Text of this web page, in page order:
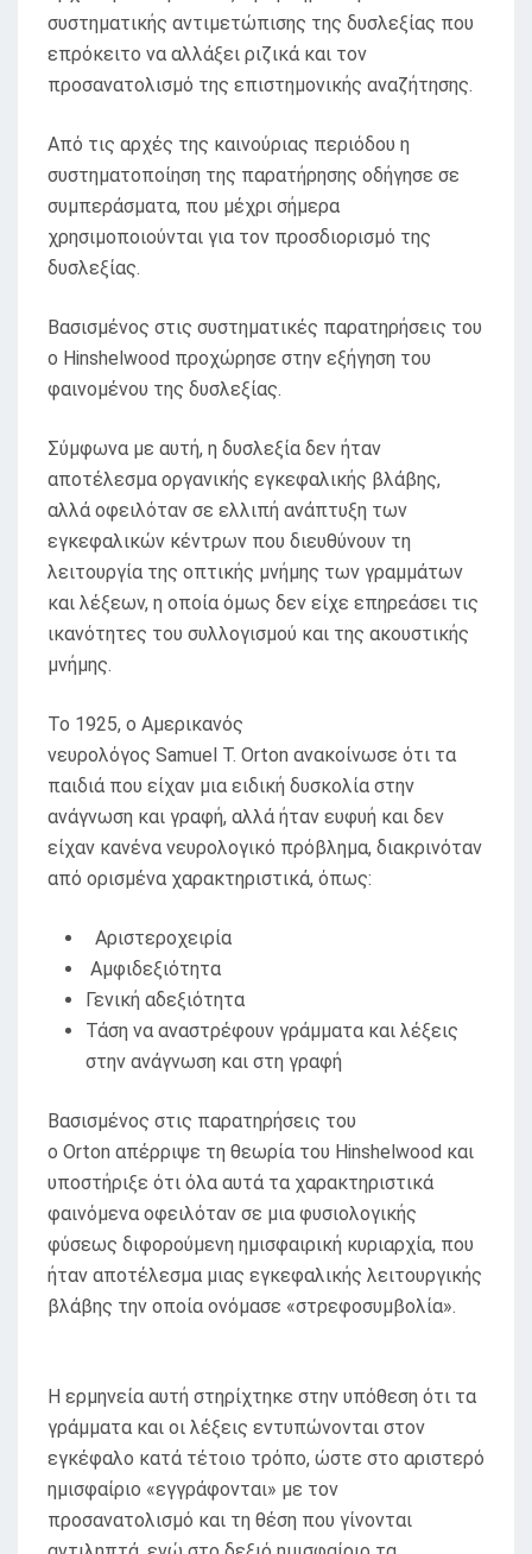
συστηματικής αντιμετώπισης της δυσλεξίας που
επρόκειτο να αλλάξει ριζικά και τον
προσανατολισμό της επιστημονικής αναζήτησης.
Από τις αρχές της καινούριας περιόδου η
συστηματοποίηση της παρατήρησης οδήγησε σε
συμπεράσματα, που μέχρι σήμερα
χρησιμοποιούνται για τον προσδιορισμό της
δυσλεξίας.
Βασισμένος στις συστηματικές παρατηρήσεις του
ο Hinshelwood προχώρησε στην εξήγηση του
φαινομένου της δυσλεξίας.
Σύμφωνα με αυτή, η δυσλεξία δεν ήταν
αποτέλεσμα οργανικής εγκεφαλικής βλάβης,
αλλά οφειλόταν σε ελλιπή ανάπτυξη των
εγκεφαλικών κέντρων που διευθύνουν τη
λειτουργία της οπτικής μνήμης των γραμμάτων
και λέξεων, η οποία όμως δεν είχε επηρεάσει τις
ικανότητες του συλλογισμού και της ακουστικής
μνήμης.
To 1925, o Aμερικανός
νευρολόγος Samuel T. Orton ανακοίνωσε ότι τα
παιδιά που είχαν μια ειδική δυσκολία στην
ανάγνωση και γραφή, αλλά ήταν ευφυή και δεν
είχαν κανένα νευρολογικό πρόβλημα, διακρινόταν
από ορισμένα χαρακτηριστικά, όπως:
Αριστεροχειρία
Αμφιδεξιότητα
Γενική αδεξιότητα
Τάση να αναστρέφουν γράμματα και λέξεις
στην ανάγνωση και στη γραφή
Βασισμένος στις παρατηρήσεις του
ο Orton απέρριψε τη θεωρία του Hinshelwood και
υποστήριξε ότι όλα αυτά τα χαρακτηριστικά
φαινόμενα οφειλόταν σε μια φυσιολογικής
φύσεως διφορούμενη ημισφαιρική κυριαρχία, που
ήταν αποτέλεσμα μιας εγκεφαλικής λειτουργικής
βλάβης την οποία ονόμασε «στρεφοσυμβολία».
Η ερμηνεία αυτή στηρίχτηκε στην υπόθεση ότι τα
γράμματα και οι λέξεις εντυπώνονται στον
εγκέφαλο κατά τέτοιο τρόπο, ώστε στο αριστερό
ημισφαίριο «εγγράφονται» με τον
προσανατολισμό και τη θέση που γίνονται